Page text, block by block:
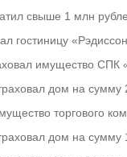
свыше 1 млн
гостиницу
имущество СПК
дом на сумму
торгового
дом на сумму